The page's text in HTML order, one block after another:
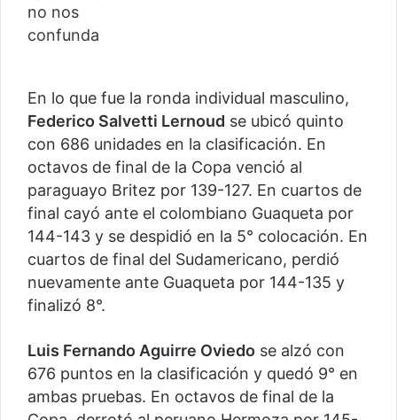
En lo que fue la ronda individual masculino,
Federico Salvetti Lernoud se ubicó quinto
con 686 unidades en la clasificación. En
octavos de final de la Copa venció al
paraguayo Britez por 139-127. En cuartos de
final cayó ante el colombiano Guaqueta por
144-143 y se despidió en la 5° colocación. En
cuartos de final del Sudamericano, perdió
nuevamente ante Guaqueta por 144-135 y
finalizó 8°.
Luis Fernando Aguirre Oviedo se alzó con
676 puntos en la clasificación y quedó 9° en
ambas pruebas. En octavos de final de la